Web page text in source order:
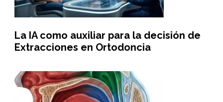
La IA como auxiliar para la decisión de
Extracciones en Ortodoncia